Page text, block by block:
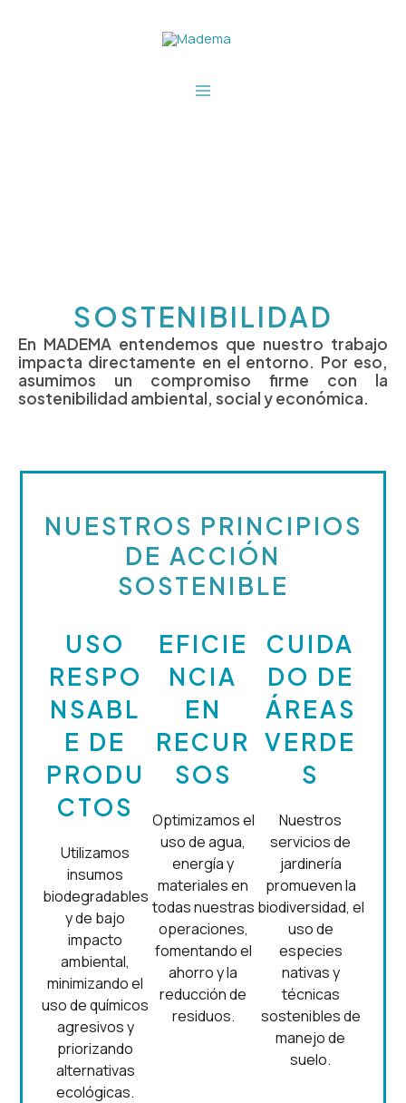
SOSTENIBILIDAD
En MADEMA entendemos que nuestro trabajo
impacta directamente en el entorno. Por eso,
asumimos un compromiso firme con la
sostenibilidad ambiental, social y económica.
NUESTROS PRINCIPIOS
DE ACCIÓN
SOSTENIBLE
USO
RESPO
NSABL
E DE
PRODU
CTOS
Utilizamos
insumos
biodegradables
y de bajo
impacto
ambiental,
minimizando el
uso de químicos
agresivos y
priorizando
alternativas
ecológicas.
EFICIE
NCIA
EN
RECUR
SOS
Optimizamos el
uso de agua,
energía y
materiales en
todas nuestras
operaciones,
fomentando el
ahorro y la
reducción de
residuos.
CUIDA
DO DE
ÁREAS
VERDE
S
Nuestros
servicios de
jardinería
promueven la
biodiversidad, el
uso de
especies
nativas y
técnicas
sostenibles de
manejo de
suelo.